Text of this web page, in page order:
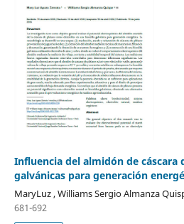
Influencia del almidón de cáscara
galvánicas para generación
MaryLuz , Williams Sergio Almanza
681-692